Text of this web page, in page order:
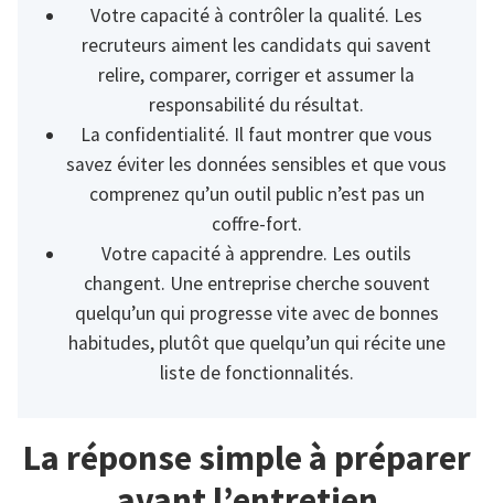
Votre capacité à contrôler la qualité. Les
recruteurs aiment les candidats qui savent
relire, comparer, corriger et assumer la
responsabilité du résultat.
La confidentialité. Il faut montrer que vous
savez éviter les données sensibles et que vous
comprenez qu’un outil public n’est pas un
coffre-fort.
Votre capacité à apprendre. Les outils
changent. Une entreprise cherche souvent
quelqu’un qui progresse vite avec de bonnes
habitudes, plutôt que quelqu’un qui récite une
liste de fonctionnalités.
La réponse simple à préparer